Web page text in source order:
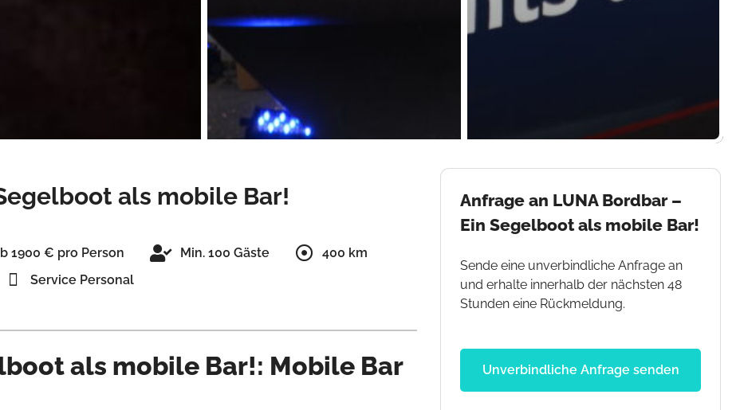
als mobile Bar!
1900 € pro Person Min. 100 Gäste
400 km
Service Personal
als mobile Bar!: Mobile Bar
Anfrage an LUNA Bordbar –
Ein Segelboot als mobile Bar!
Sende eine unverbindliche Anfrage an
und erhalte innerhalb der nächsten 48
Stunden eine Rückmeldung.
Unverbindliche Anfrage senden